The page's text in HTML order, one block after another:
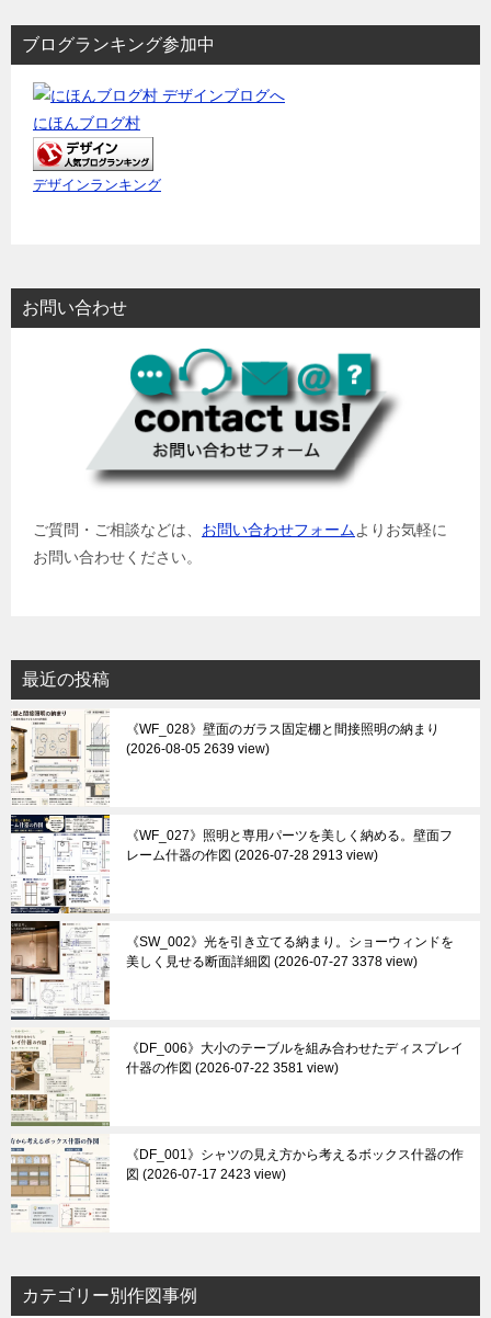
ブログランキング参加中
にほんブログ村
デザインランキング
お問い合わせ
ご質問・ご相談などは、 お問い合わせフォームよりお気軽に
お問い合わせください。
最近の投稿
《WF_028》壁面のガラス固定棚と間接照明の納まり
2026-08-05 2639 view
《WF_027》照明と専用パーツを美しく納める。壁面フ
レーム什器の作図
2026-07-28 2913 view
《SW_002》光を引き立てる納まり。ショーウィンドを
美しく見せる断面詳細図
2026-07-27 3378 view
《DF_006》大小のテーブルを組み合わせたディスプレイ
什器の作図
2026-07-22 3581 view
《DF_001》シャツの見え方から考えるボックス什器の作
図
2026-07-17 2423 view
カテゴリー別作図事例